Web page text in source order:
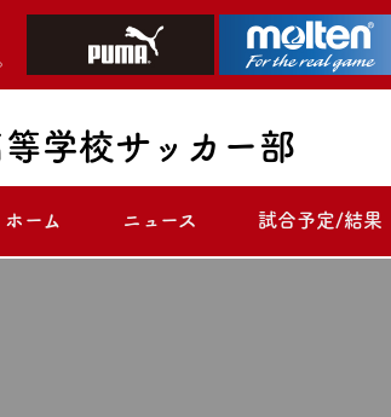
学校サッカー部
ホーム ニュース 試合予定/結果